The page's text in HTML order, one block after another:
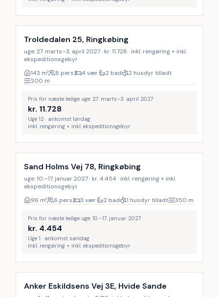
Inkl. rengøring
Troldedalen 25, Ringkøbing
uge: 27. marts–3. april 2027 · kr. 11.728 · inkl. rengøring + inkl.
ekspeditionsgebyr
143 m² 8 pers. 4 vær. 2 bad
2 husdyr tilladt
200 m
Pris for næste ledige uge: 27. marts–3. april 2027
kr. 11.728
Uge 12 · ankomst lørdag
inkl. rengøring + inkl. ekspeditionsgebyr
Inkl. rengøring
Sand Holms Vej 78, Ringkøbing
uge: 10.–17. januar 2027 · kr. 4.454 · inkl. rengøring + inkl.
ekspeditionsgebyr
96 m² 6 pers. 3 vær. 2 bad 1 husdyr tilladt 350 m
Pris for næste ledige uge: 10.–17. januar 2027
kr. 4.454
Uge 1 · ankomst søndag
inkl. rengøring + inkl. ekspeditionsgebyr
Anker Eskildsens Vej 3E, Hvide Sande